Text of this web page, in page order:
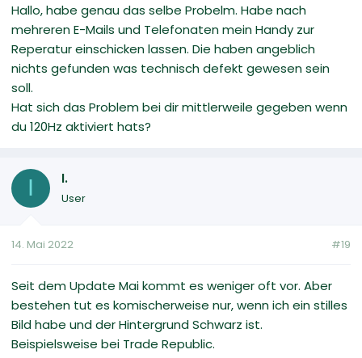
Hallo, habe genau das selbe Probelm. Habe nach
mehreren E-Mails und Telefonaten mein Handy zur
Reperatur einschicken lassen. Die haben angeblich
nichts gefunden was technisch defekt gewesen sein
soll.
Hat sich das Problem bei dir mittlerweile gegeben wenn
du 120Hz aktiviert hats?
I I.
User
14. Mai 2022 #19
Seit dem Update Mai kommt es weniger oft vor. Aber
bestehen tut es komischerweise nur, wenn ich ein stilles
Bild habe und der Hintergrund Schwarz ist.
Beispielsweise bei Trade Republic.